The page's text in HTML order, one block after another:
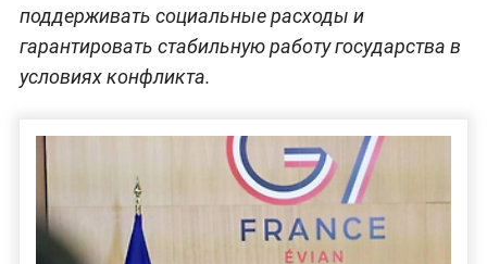
поддерживать социальные расходы и
гарантировать стабильную работу государства в
условиях конфликта.